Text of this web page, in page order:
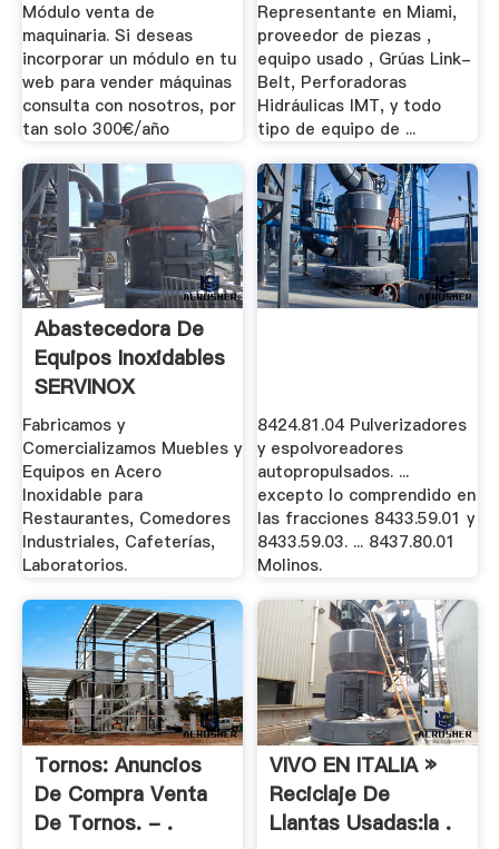
Módulo venta de
maquinaria. Si deseas
incorporar un módulo en tu
web para vender máquinas
consulta con nosotros, por
tan solo 300€/año
Representante en Miami,
proveedor de piezas ,
equipo usado , Grúas Link-
Belt, Perforadoras
Hidráulicas IMT, y todo
tipo de equipo de ...
Abastecedora De
Equipos Inoxidables
SERVINOX
Fabricamos y
Comercializamos Muebles y
Equipos en Acero
Inoxidable para
Restaurantes, Comedores
Industriales, Cafeterías,
Laboratorios.
8424.81.04 Pulverizadores
y espolvoreadores
autopropulsados. ...
excepto lo comprendido en
las fracciones 8433.59.01 y
8433.59.03. ... 8437.80.01
Molinos.
Tornos: Anuncios
De Compra Venta
De Tornos. - .
VIVO EN ITALIA »
Reciclaje De
Llantas Usadas:la .